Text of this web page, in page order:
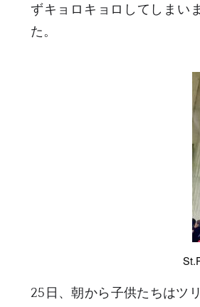
ずキョロキョロしてしまい
た。
25日、朝から子供たちはツ